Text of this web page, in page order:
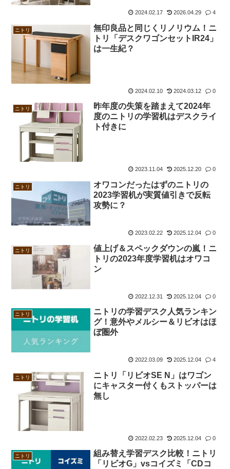
2024.02.17 2026.04.29 4
ニトリ
無印良品と同じくリノリウム！ニ
トリ「デスクワゴンセットIR24」
は一生紀？
2024.02.10 2024.03.12 0
ニトリ
昨年度の失策を踏まえて2024年
度のニトリの学習机はデスクライ
ト付きに
2023.11.04 2025.12.20 0
ニトリ
オワコンだったはずのニトリの
2023学習机が実質値引きで反転
攻勢に？
2023.02.22 2025.12.04 0
ニトリ
値上げ＆スペックダウンの嵐！ニ
トリの2023年度学習机はオワコ
ン
2022.12.31 2025.12.04 0
ニトリ
ニトリの学習デスク人気ランキン
グ！意外やメルシー＆リビオはほ
ぼ圏外
2022.03.09 2025.12.04 4
ニトリ
ニトリ「リビオSE N」はワゴン
にキャスター付くもストッパーは
無し
2022.02.23 2025.12.04 0
ニトリ
組み替え学習デスク比較！ニトリ
「リビオG」vsコイズミ「CDコ